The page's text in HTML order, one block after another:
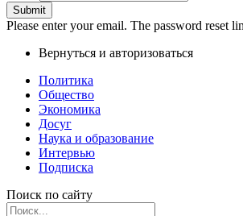
Please enter your email. The password reset
Вернуться и авторизоваться
Политика
Общество
Экономика
Досуг
Наука и образование
Интервью
Подписка
Поиск по сайту